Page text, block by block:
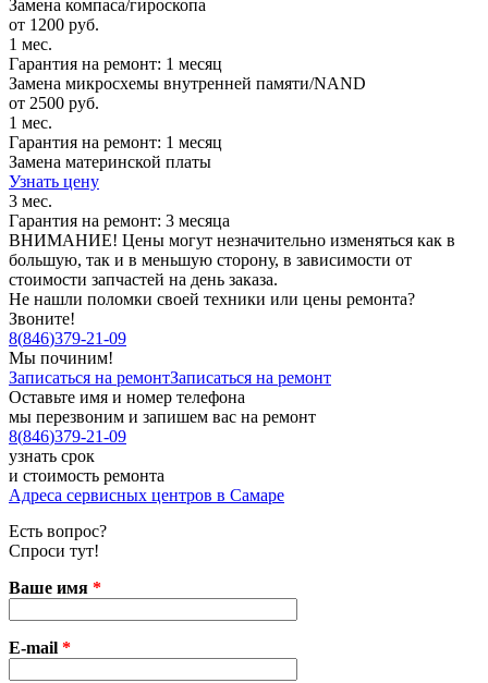
Замена компаса/гироскопа
от 1200 руб.
1 мес.
Гарантия на ремонт: 1 месяц
Замена микросхемы внутренней памяти/NAND
от 2500 руб.
1 мес.
Гарантия на ремонт: 1 месяц
Замена материнской платы
Узнать цену
3 мес.
Гарантия на ремонт: 3 месяца
ВНИМАНИЕ! Цены могут незначительно изменяться как в
большую, так и в меньшую сторону, в зависимости от
стоимости запчастей на день заказа.
Не нашли поломки своей техники или цены ремонта?
Звоните!
8(846)379-21-09
Мы починим!
Записаться на ремонтЗаписаться на ремонт
Оставьте имя и номер телефона
мы перезвоним и запишем вас на ремонт
8(846)379-21-09
узнать срок
и стоимость ремонта
Адреса сервисных центров в Самаре
Есть вопрос?
Спроси тут!
Ваше имя *
E-mail *